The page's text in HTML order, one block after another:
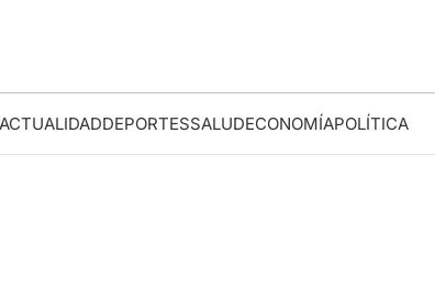
ACTUALIDADDEPORTESSALUDECONOMÍAPOLÍTICA